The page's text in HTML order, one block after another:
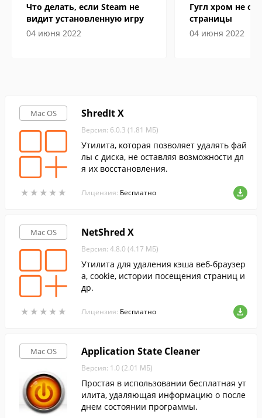
Что делать, если Steam не
видит установленную игру
04 июня 2022
Гугл хром не
страницы
04 июня 2022
Mac OS
★ ★ ★ ★ ★
★ ★ ★ ★ ★
ShredIt X
Версия: 6.0.3 (1.81 МБ)
Утилита, которая позволяет удалять фай
лы с диска, не оставляя возможности дл
я их восстановления.
Лицензия: Бесплатно
Mac OS
★ ★ ★ ★ ★
★ ★ ★ ★ ★
NetShred X
Версия: 4.8.0 (4.17 МБ)
Утилита для удаления кэша веб-браузер
а, cookie, истории посещения страниц и
др.
Лицензия: Бесплатно
Mac OS Application State Cleaner
Версия: 1.0 (2.01 МБ)
Простая в использовании бесплатная ут
илита, удаляющая информацию о после
днем состоянии программы.